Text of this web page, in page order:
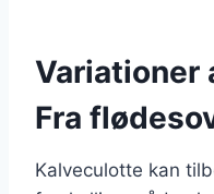
Variationer
Fra
Kalveculotte kan